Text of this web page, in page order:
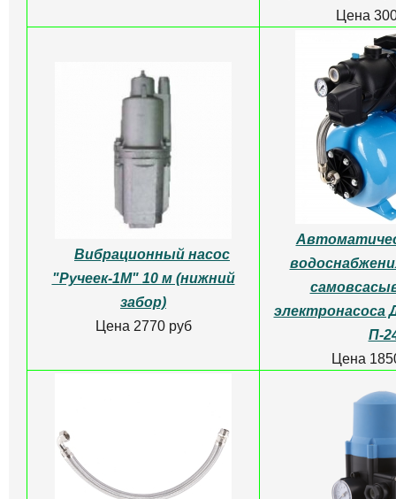
Цена
Вибрационный насос
"Ручеек-1М" 10 м (нижний
забор)
Цена 2770 руб
электронасоса
П-
Цена